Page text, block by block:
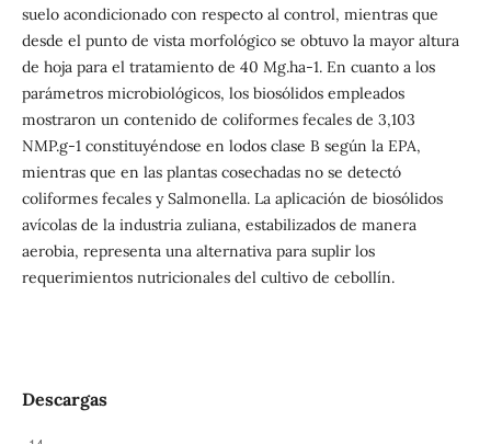
suelo acondicionado con respecto al control, mientras que
desde el punto de vista morfológico se obtuvo la mayor altura
de hoja para el tratamiento de 40 Mg.ha-1. En cuanto a los
parámetros microbiológicos, los biosólidos empleados
mostraron un contenido de coliformes fecales de 3,103
NMP.g-1 constituyéndose en lodos clase B según la EPA,
mientras que en las plantas cosechadas no se detectó
coliformes fecales y Salmonella. La aplicación de biosólidos
avícolas de la industria zuliana, estabilizados de manera
aerobia, representa una alternativa para suplir los
requerimientos nutricionales del cultivo de cebollín.
Descargas